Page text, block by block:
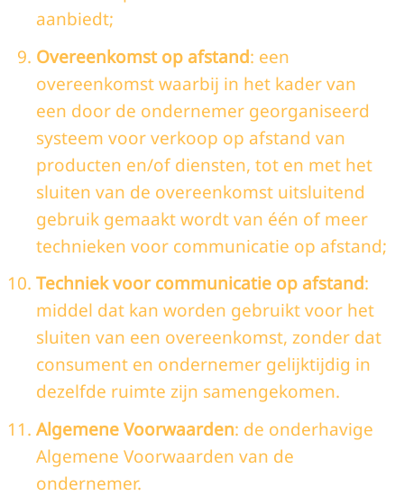
aanbiedt;
Overeenkomst op afstand: een
overeenkomst waarbij in het kader van
een door de ondernemer georganiseerd
systeem voor verkoop op afstand van
producten en/of diensten, tot en met het
sluiten van de overeenkomst uitsluitend
gebruik gemaakt wordt van één of meer
technieken voor communicatie op afstand;
Techniek voor communicatie op afstand:
middel dat kan worden gebruikt voor het
sluiten van een overeenkomst, zonder dat
consument en ondernemer gelijktijdig in
dezelfde ruimte zijn samengekomen.
Algemene Voorwaarden: de onderhavige
Algemene Voorwaarden van de
ondernemer.